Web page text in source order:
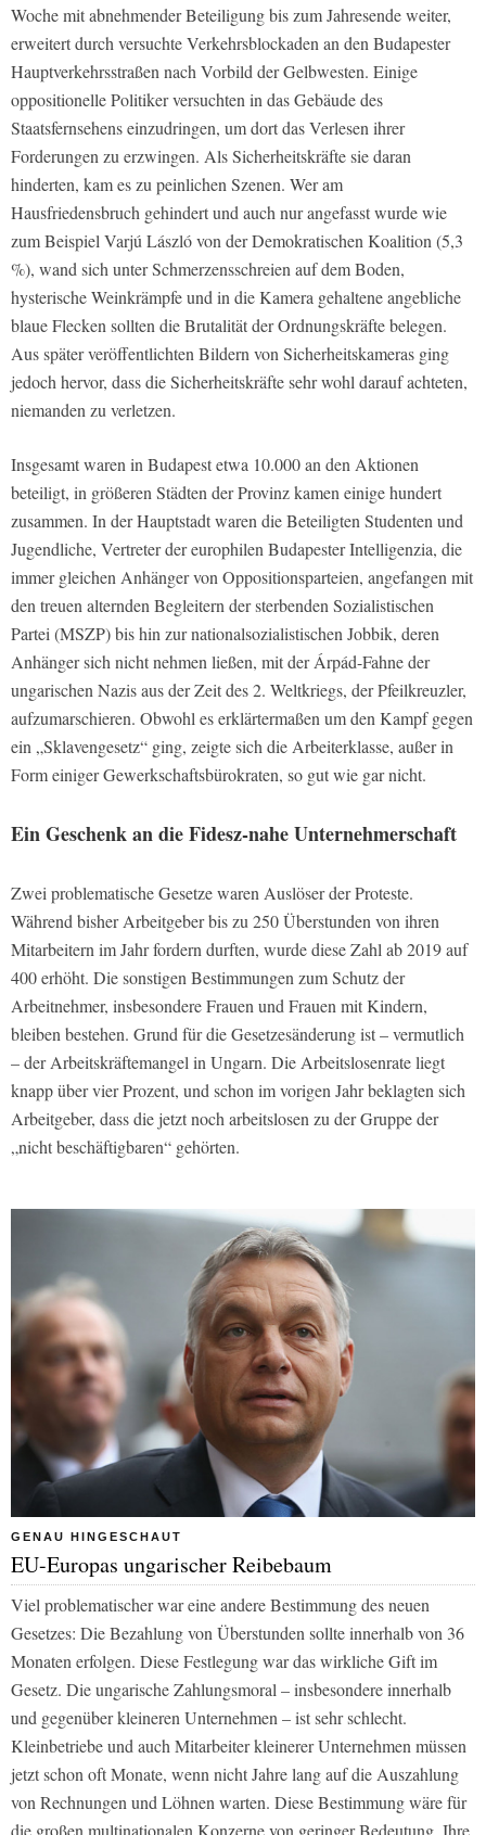
Woche mit abnehmender Beteiligung bis zum Jahresende weiter,
erweitert durch versuchte Verkehrsblockaden an den Budapester
Hauptverkehrsstraßen nach Vorbild der Gelbwesten. Einige
oppositionelle Politiker versuchten in das Gebäude des
Staatsfernsehens einzudringen, um dort das Verlesen ihrer
Forderungen zu erzwingen. Als Sicherheitskräfte sie daran
hinderten, kam es zu peinlichen Szenen. Wer am
Hausfriedensbruch gehindert und auch nur angefasst wurde wie
zum Beispiel Varjú László von der Demokratischen Koalition (5,3
%), wand sich unter Schmerzensschreien auf dem Boden,
hysterische Weinkrämpfe und in die Kamera gehaltene angebliche
blaue Flecken sollten die Brutalität der Ordnungskräfte belegen.
Aus später veröffentlichten Bildern von Sicherheitskameras ging
jedoch hervor, dass die Sicherheitskräfte sehr wohl darauf achteten,
niemanden zu verletzen.
Insgesamt waren in Budapest etwa 10.000 an den Aktionen
beteiligt, in größeren Städten der Provinz kamen einige hundert
zusammen. In der Hauptstadt waren die Beteiligten Studenten und
Jugendliche, Vertreter der europhilen Budapester Intelligenzia, die
immer gleichen Anhänger von Oppositionsparteien, angefangen mit
den treuen alternden Begleitern der sterbenden Sozialistischen
Partei (MSZP) bis hin zur nationalsozialistischen Jobbik, deren
Anhänger sich nicht nehmen ließen, mit der Árpád-Fahne der
ungarischen Nazis aus der Zeit des 2. Weltkriegs, der Pfeilkreuzler,
aufzumarschieren. Obwohl es erklärtermaßen um den Kampf gegen
ein „Sklavengesetz“ ging, zeigte sich die Arbeiterklasse, außer in
Form einiger Gewerkschaftsbürokraten, so gut wie gar nicht.
Ein Geschenk an die Fidesz-nahe Unternehmerschaft
Zwei problematische Gesetze waren Auslöser der Proteste.
Während bisher Arbeitgeber bis zu 250 Überstunden von ihren
Mitarbeitern im Jahr fordern durften, wurde diese Zahl ab 2019 auf
400 erhöht. Die sonstigen Bestimmungen zum Schutz der
Arbeitnehmer, insbesondere Frauen und Frauen mit Kindern,
bleiben bestehen. Grund für die Gesetzesänderung ist – vermutlich
– der Arbeitskräftemangel in Ungarn. Die Arbeitslosenrate liegt
knapp über vier Prozent, und schon im vorigen Jahr beklagten sich
Arbeitgeber, dass die jetzt noch arbeitslosen zu der Gruppe der
„nicht beschäftigbaren“ gehörten.
GENAU HINGESCHAUT
EU-Europas ungarischer Reibebaum
Viel problematischer war eine andere Bestimmung des neuen
Gesetzes: Die Bezahlung von Überstunden sollte innerhalb von 36
Monaten erfolgen. Diese Festlegung war das wirkliche Gift im
Gesetz. Die ungarische Zahlungsmoral – insbesondere innerhalb
und gegenüber kleineren Unternehmen – ist sehr schlecht.
Kleinbetriebe und auch Mitarbeiter kleinerer Unternehmen müssen
jetzt schon oft Monate, wenn nicht Jahre lang auf die Auszahlung
von Rechnungen und Löhnen warten. Diese Bestimmung wäre für